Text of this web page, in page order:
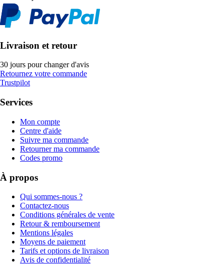
Livraison et retour
30 jours pour changer d'avis
Retournez votre commande
Trustpilot
Services
Mon compte
Centre d'aide
Suivre ma commande
Retourner ma commande
Codes promo
À propos
Qui sommes-nous ?
Contactez-nous
Conditions générales de vente
Retour & remboursement
Mentions légales
Moyens de paiement
Tarifs et options de livraison
Avis de confidentialité